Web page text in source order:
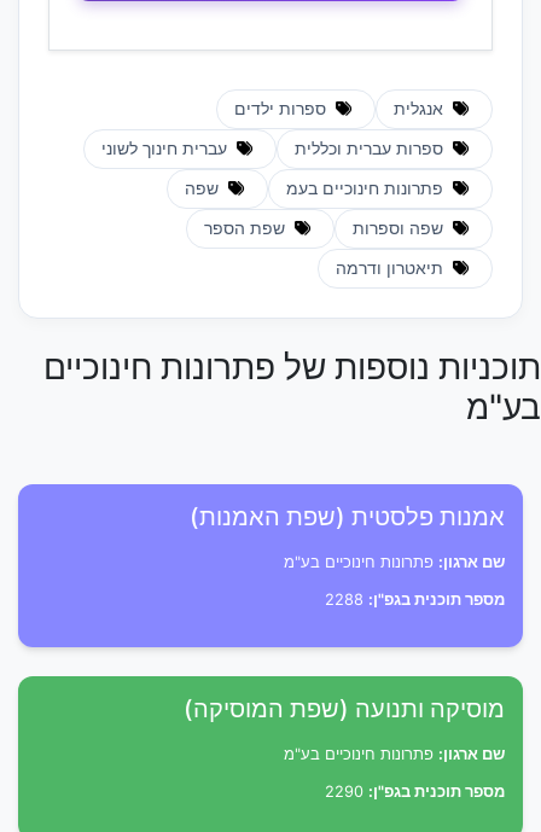
אנגלית ספרות ילדים
ספרות עברית וכללית עברית חינוך לשוני
פתרונות חינוכיים בעמ שפה
שפה וספרות שפת הספר
תיאטרון ודרמה
תוכניות נוספות של פתרונות חינוכיים
בע"מ
אמנות פלסטית (שפת האמנות)
שם ארגון: פתרונות חינוכיים בע"מ
מספר תוכנית בגפ"ן:
מוסיקה ותנועה (שפת המוסיקה)
שם ארגון: פתרונות חינוכיים בע"מ
מספר תוכנית בגפ"ן: